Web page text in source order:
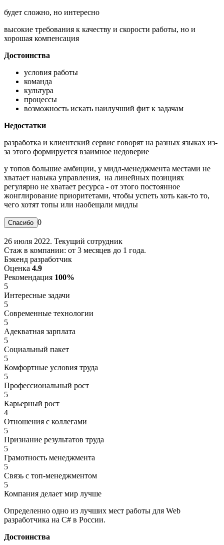
будет сложно, но интересно
высокие требования к качеству и скорости работы, но и
хорошая компенсация
Достоинства
условия работы
команда
культура
процессы
возможность искать наилучший фит к задачам
Недостатки
разработка и клиентский сервис говорят на разных языках из-
за этого формируется взаимное недоверие
у топов большие амбиции, у мидл-менеджмента местами не
хватает навыка управления, на линейных позициях
регулярно не хватает ресурса - от этого постоянное
жонглирование приоритетами, чтобы успеть хоть как-то то,
чего хотят топы или наобещали мидлы
0
26 июля 2022. Текущий сотрудник
Стаж в компании: от 3 месяцев до 1 года.
Бэкенд разработчик
Оценка 4.9
Рекомендация 100%
5
Интересные задачи
5
Современные технологии
5
Адекватная зарплата
5
Социальный пакет
5
Комфортные условия труда
5
Профессиональный рост
5
Карьерный рост
4
Отношения с коллегами
5
Признание результатов труда
5
Грамотность менеджмента
5
Связь с топ-менеджментом
5
Компания делает мир лучше
Определенно одно из лучших мест работы для Web
разработчика на C# в России.
Достоинства